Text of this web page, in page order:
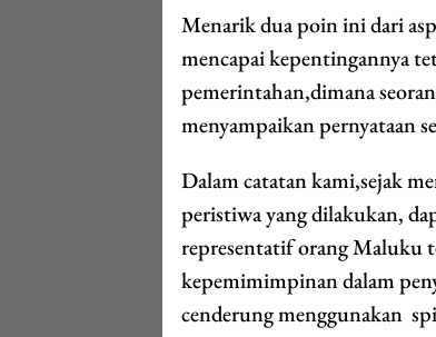
Menarik dua poin ini dari
mencapai kepentingannya
pemerintahan,dimana
menyampaikan pernyataan
Dalam catatan kami,sejak
peristiwa yang dilakukan,
representatif orang Maluku
kepemimimpinan dalam
cenderung menggunakan